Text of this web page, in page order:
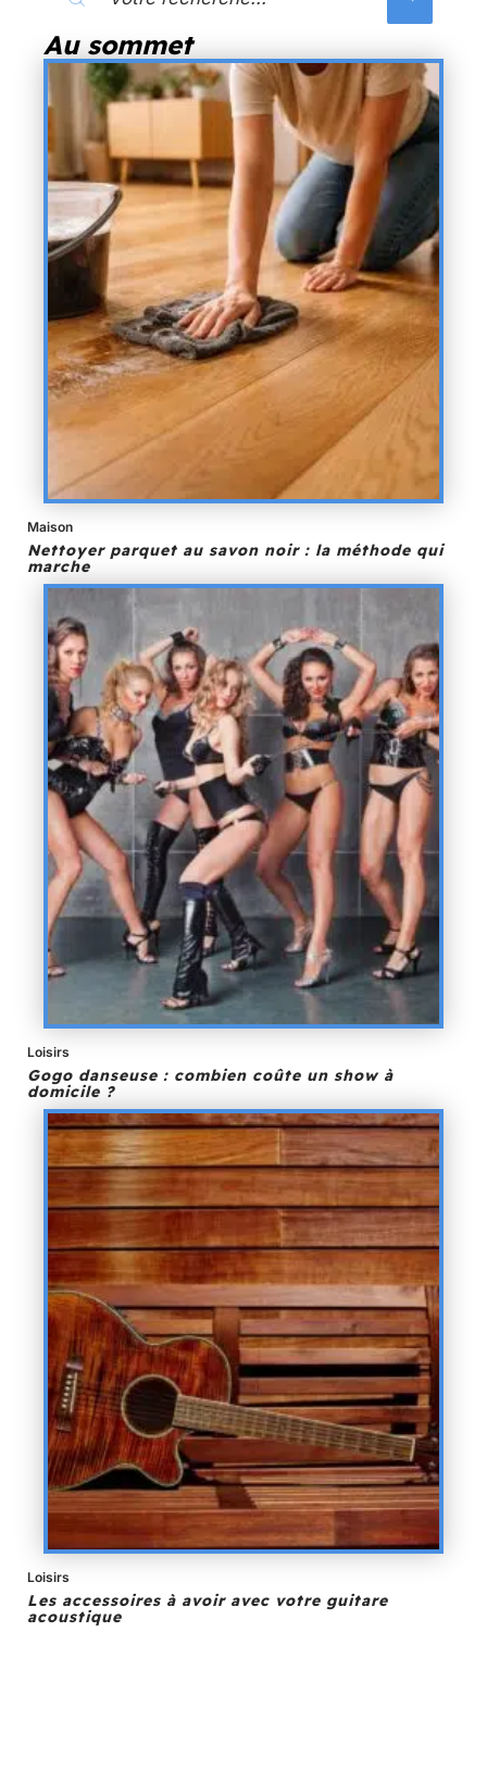
Au sommet
Maison
Nettoyer parquet au savon noir : la méthode qui
marche
Loisirs
Gogo danseuse : combien coûte un show à
domicile ?
Loisirs
Les accessoires à avoir avec votre guitare
acoustique